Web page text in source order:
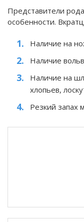
Представители
особенности.
Наличие на
Наличие
Наличие на
хлопьев,
Резкий запах